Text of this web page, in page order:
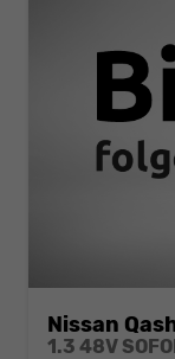
Nissan
1.3 48V